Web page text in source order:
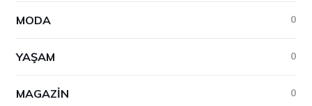
MODA 0
YAŞAM 0
MAGAZIN 0